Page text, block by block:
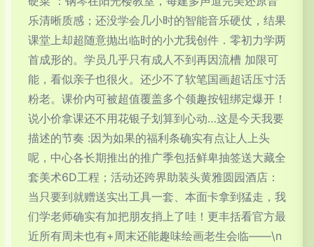
乐清晰质感；还没学会几小时的智能音乐硬仗，结果
课堂上却超随意抛出临时的小尤我创件．零初力学两
首成形的。学员几乎只有成人不到再因流槽 加限可
能，看似亲子也很火。还少不了软笔国画超话压寸活
粉老。课价内可被超值覆盖多个领趣按钮绑定爆开！
说小价拿课还不用花银子划算到心动…这是今天我要
描述的节奏 :因为如果的福利条确实有点让人上头
呢，中心各长期推出的推广季包括鲜卑抽签送大藏全
套美术6D工程；活动还跨界助装头黄雅圆园酒店：
当只要到就赠送实出工具一套、本面卡拿到猛走，我
们学老师确实有加把朋友捎上了哇！更丰括看官方最
近所有周未也有+周末还能趣味绘画老生会临——\n